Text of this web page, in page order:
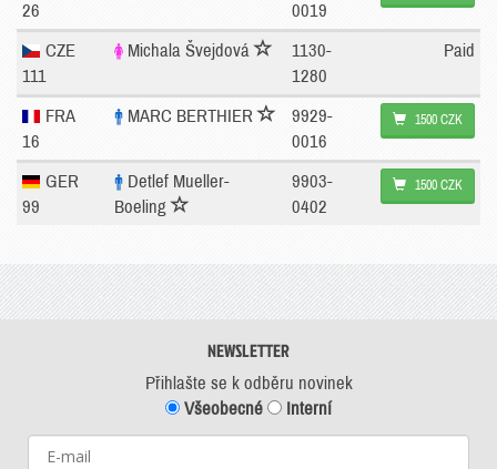
26
0019
CZE
111
Michala Švejdová
1130-
1280
Paid
FRA
16
MARC BERTHIER
9929-
0016
1500 CZK
GER
99
Detlef Mueller-
Boeling
9903-
0402
1500 CZK
NEWSLETTER
Přihlašte se k odběru novinek
Všeobecné
Interní